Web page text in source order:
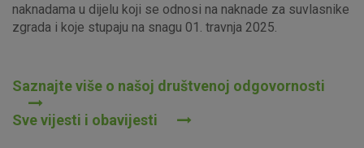
naknadama u dijelu koji se odnosi na naknade za suvlasnike
zgrada i koje stupaju na snagu 01. travnja 2025.
Saznajte više o našoj društvenoj odgovornosti
Sve vijesti i obavijesti